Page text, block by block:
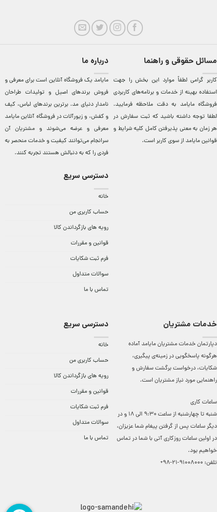
مسائل حقوقی و راهنما
کاربر گرامی لطفاً موارد این بخش را جهت
استفاده بهینه از خدمات و برنامه‌‏های کاربردی
فروشگاه مایامد به دقت ملاحظه فرمایید.
لطفا توجه داشته باشید که ثبت سفارش در
هر زمان به معنی پذیرفتن کامل کلیهشرایط و
قوانین مایامداز سوی کاربر است.
درباره ما
مایامد يک فروشگاه آنلاين است برای معرفی و
فروش برندهای اصيل و توليدات طراحان
نامدار دنيای مد. برترين‌ برندهای لباس، کيف
و کفش، و زيورآلات در فروشگاه آنلاين مایامد
معرفی و عرضه می‌شوند و مشتريان آن
سرانجام می‌توانند کيفيت و خدمات منحصر به
فردی را که به دنبالش هستند تجربه کنند.
دسترسی سریع
خانه
حساب کاربری من
رویه های بازگرداندن کالا
قوانین و مقررات
فرم ثبت شکایات
سوالات متداول
تماس با ما
خدمات مشتریان
دپارتمان خدمات مشتریان مایامد آماده
هرگونه پاسخگویی در زمینه‌ی پیگیری،
شکایات، درخواست برگشت سفارش و
راهنمایی مورد نیاز مشتریان است.
ساعات کاری
شنبه تا چهارشنبه از ساعت 9:30 الی 18 و در
دیگر ساعات ‌پس از گرفتن پیغام شما عزیزان،
در اولین ساعات روزکاری آتی با شما در تماس
خواهیم بود.
تلفن: 91008000-21-98+
دسترسی سریع
خانه
حساب کاربری من
رویه های بازگرداندن کالا
قوانین و مقررات
فرم ثبت شکایات
سوالات متداول
تماس با ما